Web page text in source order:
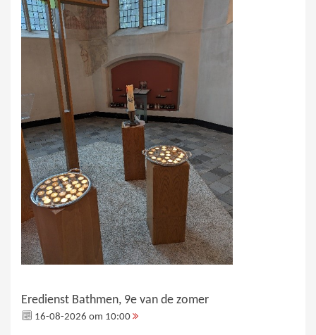
Eredienst Bathmen, 9e van de zomer
16-08-2026 om 10:00